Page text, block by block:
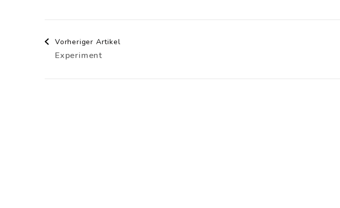
Beitragsnavigation
Vorheriger Artikel
Experiment